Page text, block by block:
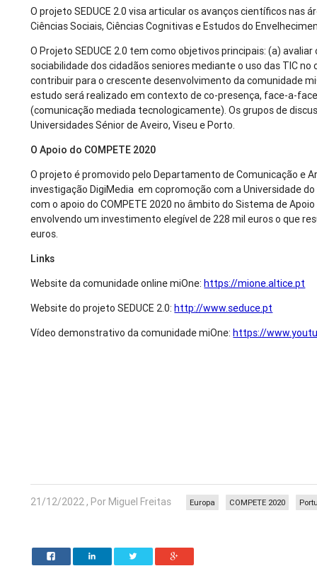
O projeto SEDUCE 2.0 visa articular os avanços científicos nas
Ciências Sociais, Ciências Cognitivas e Estudos do
O Projeto SEDUCE 2.0 tem como objetivos principais: (a)
sociabilidade dos cidadãos seniores mediante o uso das TIC
contribuir para o crescente desenvolvimento da comunidade
estudo será realizado em contexto de co-presença, face-a-
(comunicação mediada tecnologicamente). Os grupos de
Universidades Sénior de Aveiro, Viseu e Porto.
O Apoio do COMPETE 2020
O projeto é promovido pelo Departamento de Comunicação e
investigação DigiMedia em copromoção com a Universidade
com o apoio do COMPETE 2020 no âmbito do Sistema de
envolvendo um investimento elegível de 228 mil euros o que
euros.
Links
Website da comunidade online miOne: https://mione.altice.pt
Website do projeto SEDUCE 2.0: http://www.seduce.pt
Vídeo demonstrativo da comunidade miOne: https://
21/12/2022 , Por Miguel Freitas COMPETE 2020
Europa